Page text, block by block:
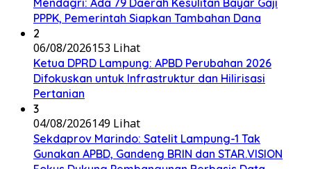
Mendagri: Ada 79 Daerah Kesulitan Bayar Gaji
PPPK, Pemerintah Siapkan Tambahan Dana
2
06/08/2026153 Lihat
Ketua DPRD Lampung: APBD Perubahan 2026
Difokuskan untuk Infrastruktur dan Hilirisasi
Pertanian
3
04/08/2026149 Lihat
Sekdaprov Marindo: Satelit Lampung-1 Tak
Gunakan APBD, Gandeng BRIN dan STAR.VISION